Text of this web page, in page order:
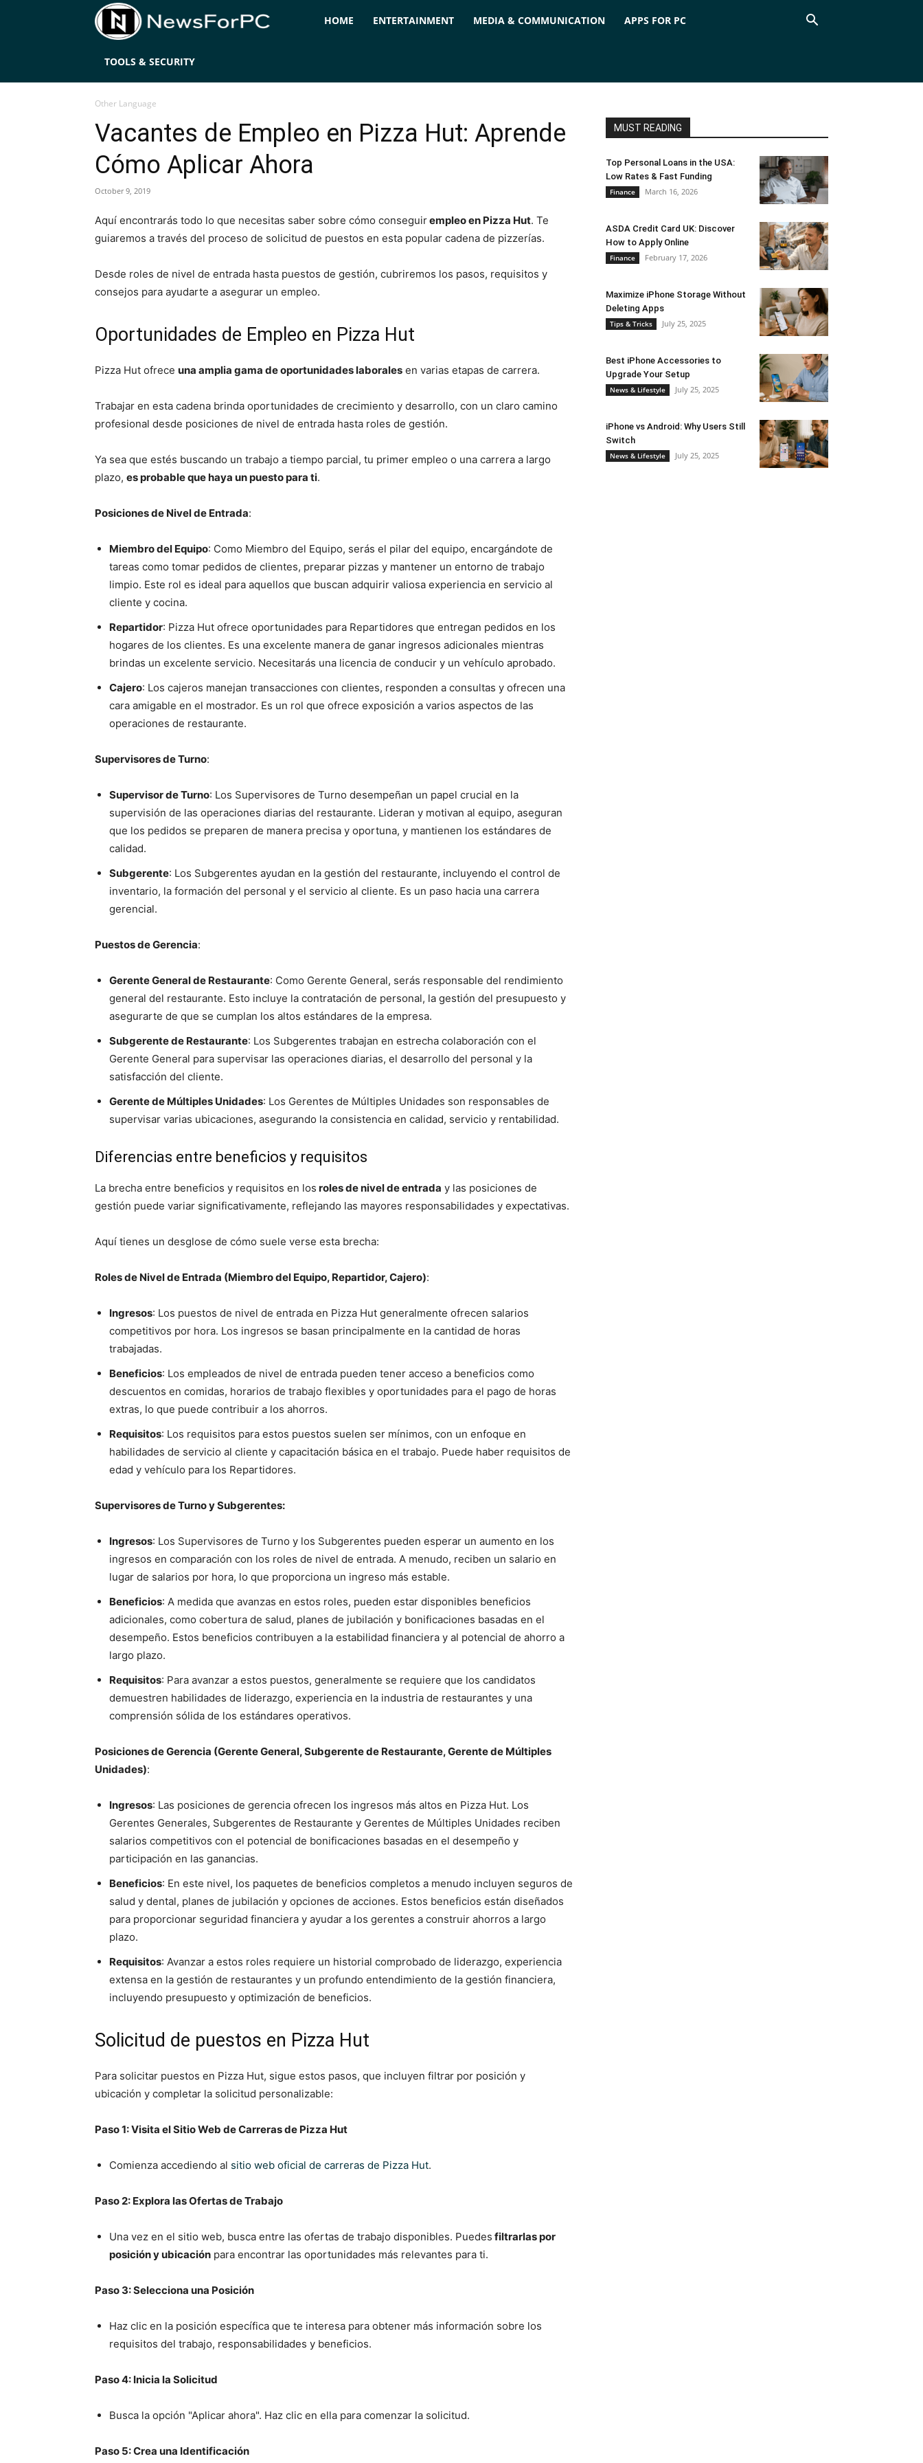
NewsForPCHOME ENTERTAINMENT MEDIA & COMMUNICATION APPS FOR PC
TOOLS & SECURITY
Other Language
Vacantes de Empleo en Pizza Hut: Aprende
Cómo Aplicar Ahora
October 9, 2019
Aquí encontrarás todo lo que necesitas saber sobre cómo conseguirempleo en Pizza Hut. Te
guiaremos a través del proceso de solicitud de puestos en esta popular cadena de pizzerías.
Desde roles de nivel de entrada hasta puestos de gestión, cubriremos los pasos, requisitos y
consejos para ayudarte a asegurar un empleo.
Oportunidades de Empleo en Pizza Hut
Pizza Hut ofrece una amplia gama de oportunidades laborales en varias etapas de carrera.
Trabajar en esta cadena brinda oportunidades de crecimiento y desarrollo, con un claro camino
profesional desde posiciones de nivel de entrada hasta roles de gestión.
Ya sea que estés buscando un trabajo a tiempo parcial, tu primer empleo o una carrera a largo
plazo, es probable que haya un puesto para ti.
Posiciones de Nivel de Entrada:
Miembro del Equipo: Como Miembro del Equipo, serás el pilar del equipo, encargándote de
tareas como tomar pedidos de clientes, preparar pizzas y mantener un entorno de trabajo
limpio. Este rol es ideal para aquellos que buscan adquirir valiosa experiencia en servicio al
cliente y cocina.
Repartidor: Pizza Hut ofrece oportunidades para Repartidores que entregan pedidos en los
hogares de los clientes. Es una excelente manera de ganar ingresos adicionales mientras
brindas un excelente servicio. Necesitarás una licencia de conducir y un vehículo aprobado.
Cajero: Los cajeros manejan transacciones con clientes, responden a consultas y ofrecen una
cara amigable en el mostrador. Es un rol que ofrece exposición a varios aspectos de las
operaciones de restaurante.
Supervisores de Turno:
Supervisor de Turno: Los Supervisores de Turno desempeñan un papel crucial en la
supervisión de las operaciones diarias del restaurante. Lideran y motivan al equipo, aseguran
que los pedidos se preparen de manera precisa y oportuna, y mantienen los estándares de
calidad.
Subgerente: Los Subgerentes ayudan en la gestión del restaurante, incluyendo el control de
inventario, la formación del personal y el servicio al cliente. Es un paso hacia una carrera
gerencial.
Puestos de Gerencia:
Gerente General de Restaurante: Como Gerente General, serás responsable del rendimiento
general del restaurante. Esto incluye la contratación de personal, la gestión del presupuesto y
asegurarte de que se cumplan los altos estándares de la empresa.
Subgerente de Restaurante: Los Subgerentes trabajan en estrecha colaboración con el
Gerente General para supervisar las operaciones diarias, el desarrollo del personal y la
satisfacción del cliente.
Gerente de Múltiples Unidades: Los Gerentes de Múltiples Unidades son responsables de
supervisar varias ubicaciones, asegurando la consistencia en calidad, servicio y rentabilidad.
Diferencias entre beneficios y requisitos
La brecha entre beneficios y requisitos en los roles de nivel de entrada y las posiciones de
gestión puede variar significativamente, reflejando las mayores responsabilidades y expectativas.
Aquí tienes un desglose de cómo suele verse esta brecha:
Roles de Nivel de Entrada (Miembro del Equipo, Repartidor, Cajero):
Ingresos: Los puestos de nivel de entrada en Pizza Hut generalmente ofrecen salarios
competitivos por hora. Los ingresos se basan principalmente en la cantidad de horas
trabajadas.
Beneficios: Los empleados de nivel de entrada pueden tener acceso a beneficios como
descuentos en comidas, horarios de trabajo flexibles y oportunidades para el pago de horas
extras, lo que puede contribuir a los ahorros.
Requisitos: Los requisitos para estos puestos suelen ser mínimos, con un enfoque en
habilidades de servicio al cliente y capacitación básica en el trabajo. Puede haber requisitos de
edad y vehículo para los Repartidores.
Supervisores de Turno y Subgerentes:
Ingresos: Los Supervisores de Turno y los Subgerentes pueden esperar un aumento en los
ingresos en comparación con los roles de nivel de entrada. A menudo, reciben un salario en
lugar de salarios por hora, lo que proporciona un ingreso más estable.
Beneficios: A medida que avanzas en estos roles, pueden estar disponibles beneficios
adicionales, como cobertura de salud, planes de jubilación y bonificaciones basadas en el
desempeño. Estos beneficios contribuyen a la estabilidad financiera y al potencial de ahorro a
largo plazo.
Requisitos: Para avanzar a estos puestos, generalmente se requiere que los candidatos
demuestren habilidades de liderazgo, experiencia en la industria de restaurantes y una
comprensión sólida de los estándares operativos.
Posiciones de Gerencia (Gerente General, Subgerente de Restaurante, Gerente de Múltiples
Unidades):
Ingresos: Las posiciones de gerencia ofrecen los ingresos más altos en Pizza Hut. Los
Gerentes Generales, Subgerentes de Restaurante y Gerentes de Múltiples Unidades reciben
salarios competitivos con el potencial de bonificaciones basadas en el desempeño y
participación en las ganancias.
Beneficios: En este nivel, los paquetes de beneficios completos a menudo incluyen seguros de
salud y dental, planes de jubilación y opciones de acciones. Estos beneficios están diseñados
para proporcionar seguridad financiera y ayudar a los gerentes a construir ahorros a largo
plazo.
Requisitos: Avanzar a estos roles requiere un historial comprobado de liderazgo, experiencia
extensa en la gestión de restaurantes y un profundo entendimiento de la gestión financiera,
incluyendo presupuesto y optimización de beneficios.
Solicitud de puestos en Pizza Hut
Para solicitar puestos en Pizza Hut, sigue estos pasos, que incluyen filtrar por posición y
ubicación y completar la solicitud personalizable:
Paso 1: Visita el Sitio Web de Carreras de Pizza Hut
Comienza accediendo al sitio web oficial de carreras de Pizza Hut.
Paso 2: Explora las Ofertas de Trabajo
Una vez en el sitio web, busca entre las ofertas de trabajo disponibles. Puedes filtrarlas por
posición y ubicación para encontrar las oportunidades más relevantes para ti.
Paso 3: Selecciona una Posición
Haz clic en la posición específica que te interesa para obtener más información sobre los
requisitos del trabajo, responsabilidades y beneficios.
Paso 4: Inicia la Solicitud
Busca la opción "Aplicar ahora". Haz clic en ella para comenzar la solicitud.
Paso 5: Crea una Identificación
MUST READING
Top Personal Loans in the USA:
Low Rates & Fast Funding
Finance March 16, 2026
ASDA Credit Card UK: Discover
How to Apply Online
Finance February 17, 2026
Maximize iPhone Storage Without
Deleting Apps
Tips & Tricks July 25, 2025
Best iPhone Accessories to
Upgrade Your Setup
News & Lifestyle July 25, 2025
iPhone vs Android: Why Users Still
Switch
News & Lifestyle July 25, 2025